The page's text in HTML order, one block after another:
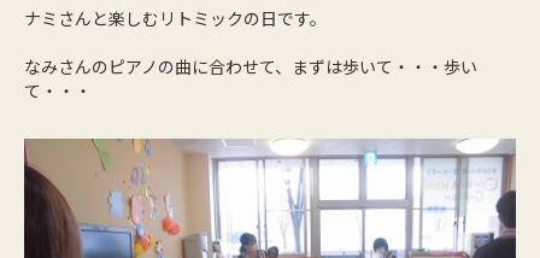
ナミさんと楽しむリトミックの日です。
なみさんのピアノの曲に合わせて、まずは歩いて・・・歩い
て・・・